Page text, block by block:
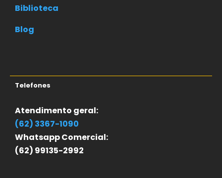
Biblioteca
Blog
Telefones
Atendimento geral:
(62) 3367-1090
Whatsapp Comercial:
(62) 99135-2992